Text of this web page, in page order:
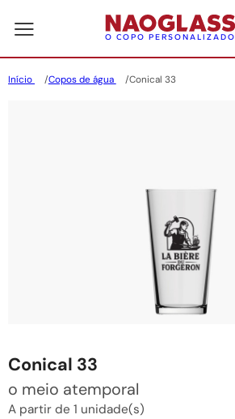
O COPO PERSONALIZADO
Início Copos de água Conical 33
Conical 33
o meio atemporal
A partir de 1 unidade(s)